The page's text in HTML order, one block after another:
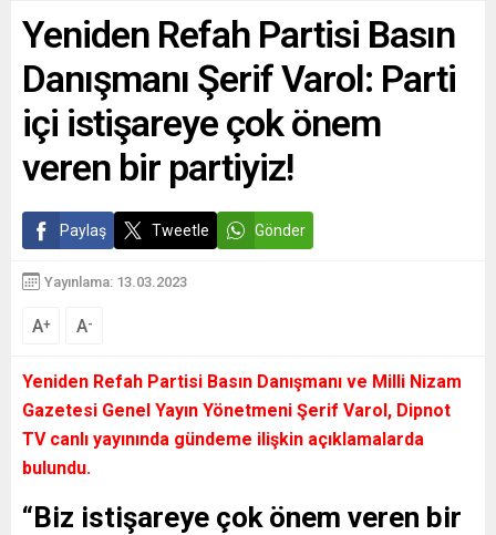
Yeniden Refah Partisi Basın
Danışmanı Şerif Varol: Parti
içi istişareye çok önem
veren bir partiyiz!
Paylaş Tweetle Gönder
Yayınlama: 13.03.2023
A+ A-
Yeniden Refah Partisi Basın Danışmanı ve Milli Nizam
Gazetesi Genel Yayın Yönetmeni Şerif Varol, Dipnot
TV canlı yayınında gündeme ilişkin açıklamalarda
bulundu.
“Biz istişareye çok önem veren bir